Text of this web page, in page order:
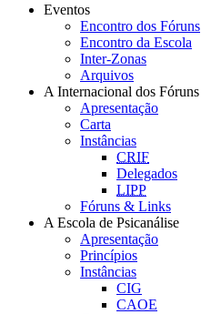
Eventos
Encontro dos Fóruns
Encontro da Escola
Inter-Zonas
Arquivos
A Internacional dos Fóruns
Apresentação
Carta
Instâncias
CRIF
Delegados
LIPP
Fóruns & Links
A Escola de Psicanálise
Apresentação
Princípios
Instâncias
CIG
CAOE